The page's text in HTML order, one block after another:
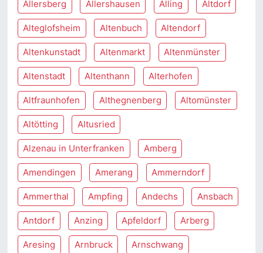
Allersberg Allershausen Alling Altdorf
Alteglofsheim Altenbuch Altendorf
Altenkunstadt Altenmarkt Altenmünster
Altenstadt Altenthann Alterhofen
Altfraunhofen Althegnenberg Altomünster
Altötting Altusried
Alzenau in Unterfranken Amberg
Amendingen Amerang Ammerndorf
Ammerthal Ampfing Andechs Ansbach
Antdorf Anzing Apfeldorf Arberg
Aresing Arnbruck Arnschwang